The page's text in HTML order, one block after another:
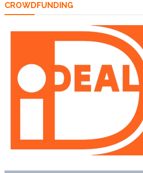
CROWDFUNDING